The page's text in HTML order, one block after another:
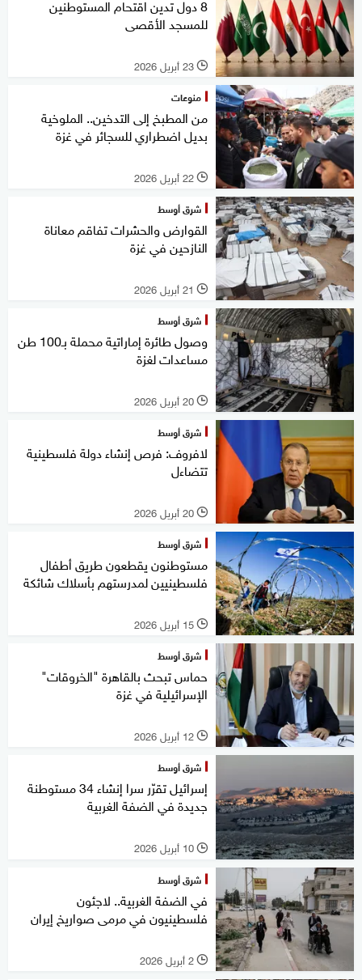
8 دول تدين اقتحام المستوطنين
للمسجد الأقصى
l 23 أبريل 2026
منوعات
من المطبخ إلى التدخين.. الملوخية
بديل اضطراري للسجائر في غزة
l 22 أبريل 2026
شرق أوسط
القوارض والحشرات تفاقم معاناة
النازحين في غزة
l 21 أبريل 2026
شرق أوسط
وصول طائرة إماراتية محملة بـ100 طن
مساعدات لغزة
l 20 أبريل 2026
شرق أوسط
لافروف: فرص إنشاء دولة فلسطينية
تتضاءل
l 20 أبريل 2026
شرق أوسط
مستوطنون يقطعون طريق أطفال
فلسطينيين لمدرستهم بأسلاك شائكة
l 15 أبريل 2026
شرق أوسط
حماس تبحث بالقاهرة "الخروقات"
الإسرائيلية في غزة
l 12 أبريل 2026
شرق أوسط
إسرائيل تقرّر سرا إنشاء 34 مستوطنة
جديدة في الضفة الغربية
l 10 أبريل 2026
شرق أوسط
في الضفة الغربية.. لاجئون
فلسطينيون في مرمى صواريخ إيران
l 2 أبريل 2026